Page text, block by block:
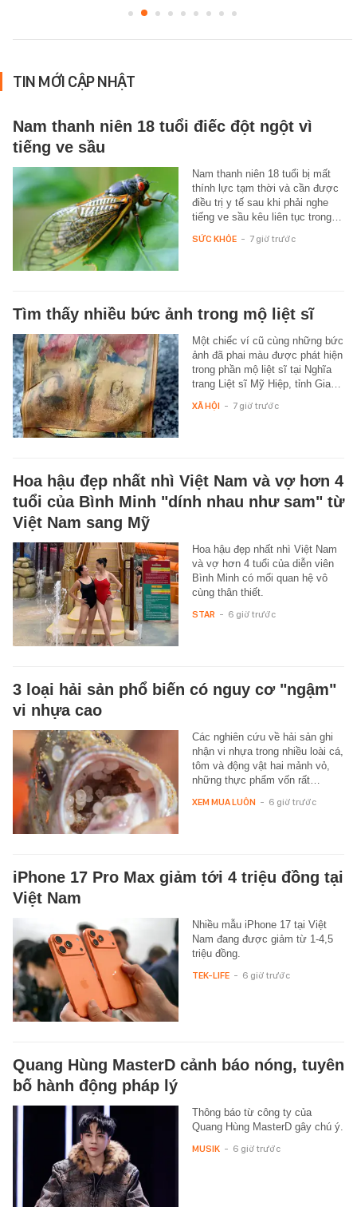
TIN MỚI CẬP NHẬT
Nam thanh niên 18 tuổi điếc đột ngột vì
tiếng ve sầu
Nam thanh niên 18 tuổi bị mất
thính lực tạm thời và cần được
điều trị y tế sau khi phải nghe
tiếng ve sầu kêu liên tục trong…
SỨC KHỎE - 7 giờ trước
Tìm thấy nhiều bức ảnh trong mộ liệt sĩ
Một chiếc ví cũ cùng những bức
ảnh đã phai màu được phát hiện
trong phần mộ liệt sĩ tại Nghĩa
trang Liệt sĩ Mỹ Hiệp, tỉnh Gia…
XÃ HỘI - 7 giờ trước
Hoa hậu đẹp nhất nhì Việt Nam và vợ hơn 4
tuổi của Bình Minh "dính nhau như sam" từ
Việt Nam sang Mỹ
Hoa hậu đẹp nhất nhì Việt Nam
và vợ hơn 4 tuổi của diễn viên
Bình Minh có mối quan hệ vô
cùng thân thiết.
STAR - 6 giờ trước
3 loại hải sản phổ biến có nguy cơ "ngậm"
vi nhựa cao
Các nghiên cứu về hải sản ghi
nhận vi nhựa trong nhiều loài cá,
tôm và động vật hai mảnh vỏ,
những thực phẩm vốn rất…
XEM MUA LUÔN - 6 giờ trước
iPhone 17 Pro Max giảm tới 4 triệu đồng tại
Việt Nam
Nhiều mẫu iPhone 17 tại Việt
Nam đang được giảm từ 1-4,5
triệu đồng.
TEK-LIFE - 6 giờ trước
Quang Hùng MasterD cảnh báo nóng, tuyên
bố hành động pháp lý
Thông báo từ công ty của
Quang Hùng MasterD gây chú ý.
MUSIK - 6 giờ trước